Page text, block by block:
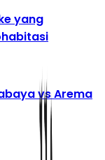
yang
vs Arema